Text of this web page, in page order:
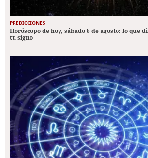
PREDICCIONES
Horóscopo de hoy, sábado 8 de agosto: lo que
tu signo